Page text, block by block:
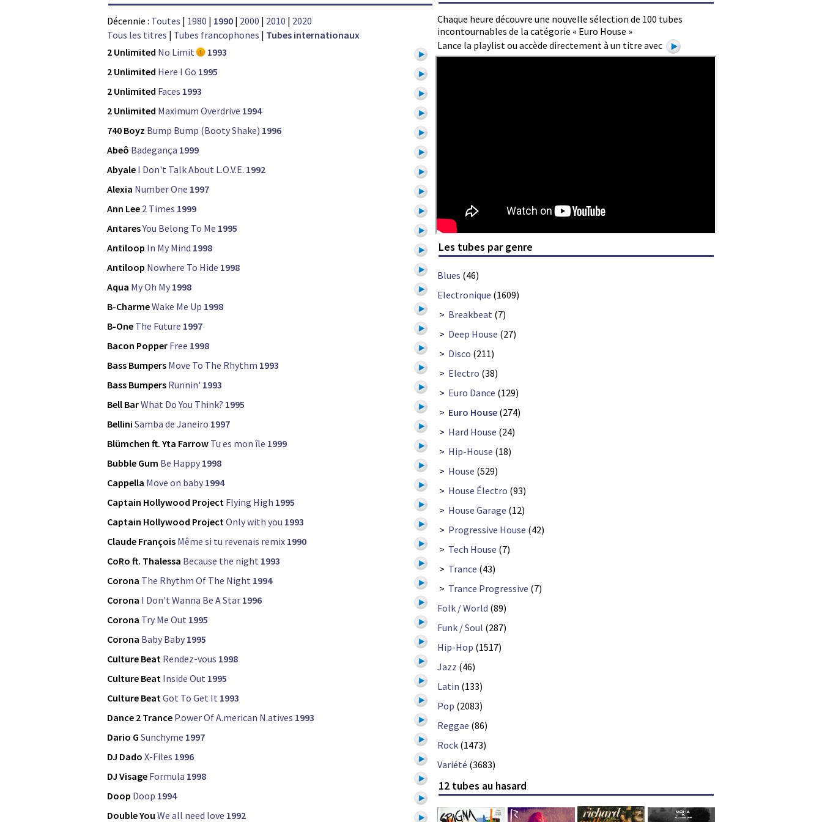
Chaque heure découvre une nouvelle sélection de 100 tubes
incontournables de la catégorie « Euro House »
Lance la playlist ou accède directement à un titre avec
Décennie : Toutes | 1980 | 1990 | 2000 | 2010 | 2020
Tous les titres | Tubes francophones | Tubes internationaux
2 Unlimited No Limit
1993
2 Unlimited Here I Go 1995
2 Unlimited Faces 1993
2 Unlimited Maximum Overdrive 1994
740 Boyz Bump Bump (Booty Shake) 1996
Abeô Badegança 1999
Abyale I Don't Talk About L.O.V.E. 1992
Alexia Number One 1997
Ann Lee 2 Times 1999
AntaresYou Belong To Me 1995
Antiloop In My Mind 1998
Antiloop Nowhere To Hide 1998
Aqua My Oh My 1998
B-CharmeWake Me Up 1998
B-One The Future 1997
Bacon Popper Free 1998
Bass Bumpers Move To The Rhythm 1993
Bass Bumpers Runnin' 1993
Bell BarWhat Do You Think? 1995
Bellini Samba de Janeiro 1997
Blümchen ft. Yta Farrow Tu es mon île 1999
Bubble Gum Be Happy 1998
Cappella Move on baby 1994
Captain Hollywood Project Flying High 1995
Captain Hollywood ProjectOnly with you 1993
Claude François Même si tu revenais remix 1990
CoRo ft. Thalessa Because the night 1993
Corona The Rhythm Of The Night 1994
Corona I Don't Wanna Be A Star 1996
Corona Try Me Out 1995
Corona Baby Baby 1995
Culture Beat Rendez-vous 1998
Culture Beat Inside Out 1995
Culture BeatGot To Get It 1993
Dance 2 Trance P.ower Of A.merican N.atives 1993
Dario G Sunchyme 1997
DJ Dado X-Files 1996
DJ Visage Formula 1998
Doop Doop 1994
Double You We all need love 1992
Les tubes par genre
Blues (46)
Electronique (1609)
> Breakbeat (7)
> Deep House (27)
> Disco (211)
> Electro (38)
> Euro Dance (129)
> Euro House (274)
> Hard House (24)
> Hip-House (18)
> House (529)
> House Électro (93)
> House Garage (12)
> Progressive House (42)
> Tech House (7)
> Trance (43)
> Trance Progressive (7)
Folk / World (89)
Funk / Soul (287)
Hip-Hop (1517)
Jazz (46)
Latin (133)
Pop (2083)
Reggae (86)
Rock (1473)
Variété (3683)
12 tubes au hasard